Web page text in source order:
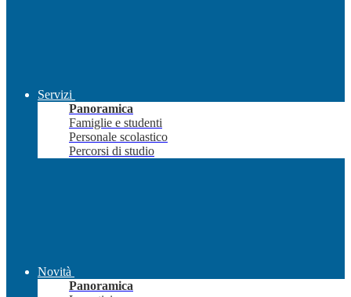
Servizi
Panoramica
Famiglie e studenti
Personale scolastico
Percorsi di studio
Novità
Panoramica